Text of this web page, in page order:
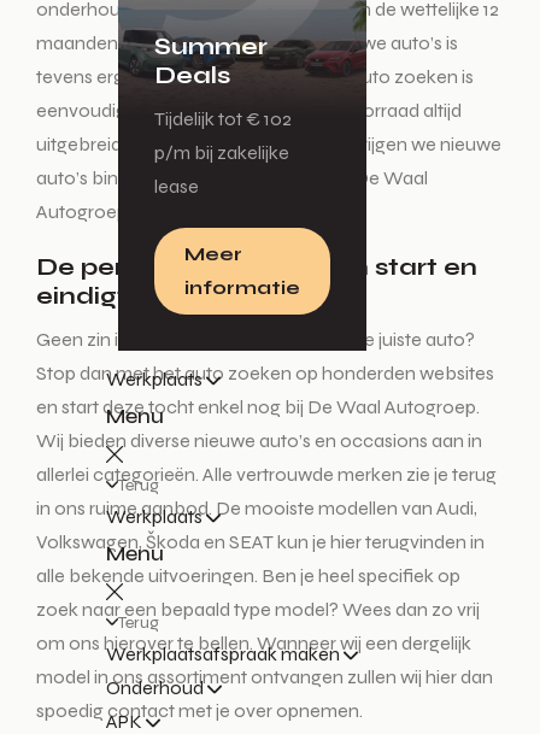
Summer
Deals
Tijdelijk tot € 102
p/m bij zakelijke
lease
Meer
informatie
Werkplaats
Menu
Terug
Werkplaats
Menu
Terug
Werkplaatsafspraak maken
Onderhoud
APK
onderhouden en natuurlijk voorzien van de wettelijke 12
maanden garantie. Ons aanbod in nieuwe auto’s is
tevens erg ruim en uiteenlopend. Een auto zoeken is
eenvoudig bij De Waal, omdat onze voorraad altijd
uitgebreid en up-to-date is. Wekelijks krijgen we nieuwe
auto’s binnen dus de kans is groot dat De Waal
Autogroep hebben wat jij zoekt!
De perfecte auto zoeken start en
eindigt hier!
Geen zin in een lange zoektocht naar de juiste auto?
Stop dan met het auto zoeken op honderden websites
en start deze tocht enkel nog bij De Waal Autogroep.
Wij bieden diverse nieuwe auto’s en occasions aan in
allerlei categorieën. Alle vertrouwde merken zie je terug
in ons ruime aanbod. De mooiste modellen van Audi,
Volkswagen, Škoda en SEAT kun je hier terugvinden in
alle bekende uitvoeringen. Ben je heel specifiek op
zoek naar een bepaald type model? Wees dan zo vrij
om ons hierover te bellen. Wanneer wij een dergelijk
model in ons assortiment ontvangen zullen wij hier dan
spoedig contact met je over opnemen.